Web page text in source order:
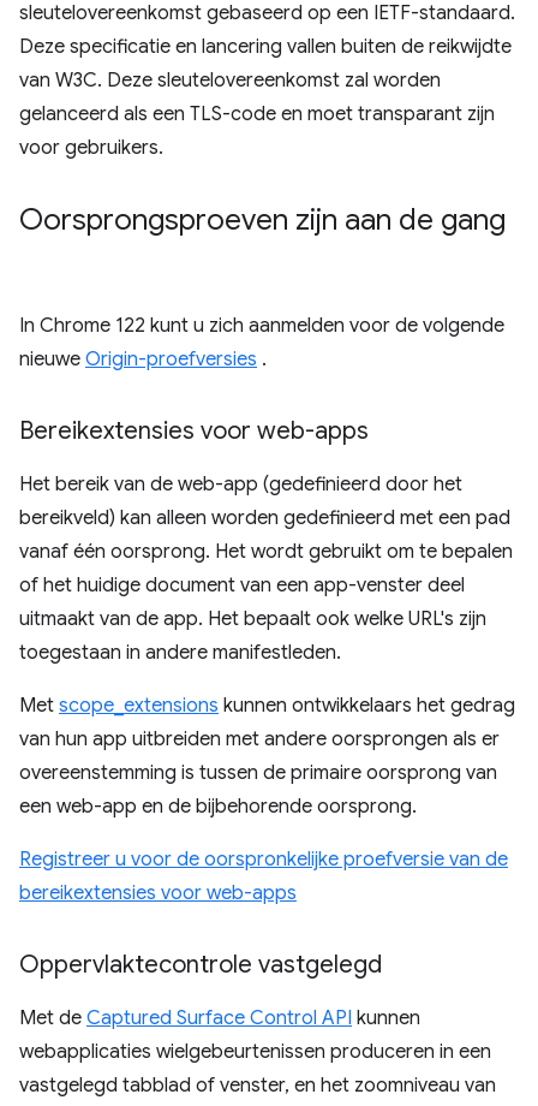
sleutelovereenkomst gebaseerd op een IETF-standaard.
Deze specificatie en lancering vallen buiten de reikwijdte
van W3C. Deze sleutelovereenkomst zal worden
gelanceerd als een TLS-code en moet transparant zijn
voor gebruikers.
Oorsprongsproeven zijn aan de gang
In Chrome 122 kunt u zich aanmelden voor de volgende
nieuwe Origin-proefversies .
Bereikextensies voor web-apps
Het bereik van de web-app (gedefinieerd door het
bereikveld) kan alleen worden gedefinieerd met een pad
vanaf één oorsprong. Het wordt gebruikt om te bepalen
of het huidige document van een app-venster deel
uitmaakt van de app. Het bepaalt ook welke URL's zijn
toegestaan ​​in andere manifestleden.
Met scope_extensions kunnen ontwikkelaars het gedrag
van hun app uitbreiden met andere oorsprongen als er
overeenstemming is tussen de primaire oorsprong van
een web-app en de bijbehorende oorsprong.
Registreer u voor de oorspronkelijke proefversie van de
bereikextensies voor web-apps
Oppervlaktecontrole vastgelegd
Met de Captured Surface Control API kunnen
webapplicaties wielgebeurtenissen produceren in een
vastgelegd tabblad of venster, en het zoomniveau van